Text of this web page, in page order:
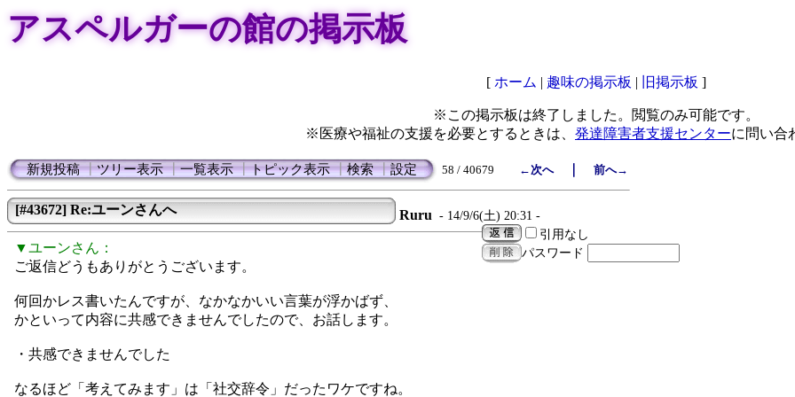
アスペルガーの館の掲示板
[ ホーム | 趣味の掲示板 | 旧掲示板 ]
※この掲示板は終了しました。閲覧のみ可能です。
※医療や福祉の支援を必要とするときは、 発達障害者支援センターに問い合
新規投稿┃ツリー表示┃一覧表示┃トピック表示┃検索┃設定 58 / 40679 ←次へ｜ 前へ→
[#43672] Re:ユーンさんへ Ruru - 14/9/6(土) 20:31 -
引用なし
パスワード
▼ユーンさん：
ご返信どうもありがとうございます。
何回かレス書いたんですが、なかなかいい言葉が浮かばず、
かといって内容に共感できませんでしたので、お話します。
・共感できませんでした
なるほど「考えてみます」は「社交辞令」だったワケですね。